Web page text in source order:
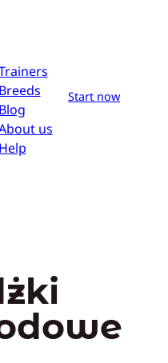
Breeds
Blog
us
Help
Start now